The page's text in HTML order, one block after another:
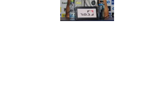
NAVIGATION